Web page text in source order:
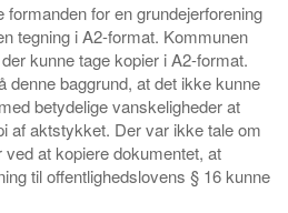
for en grundejerforening
tegning i A2-format. Kommunen
kunne tage kopier i A2-format.
denne baggrund, at det ikke kunne
betydelige vanskeligheder at
af aktstykket. Der var ikke tale om
at kopiere dokumentet, at
til offentlighedslovens § 16 kunne